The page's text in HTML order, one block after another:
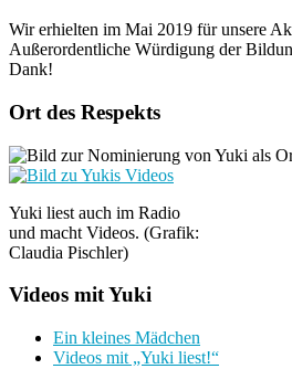
Wir erhielten im Mai 2019 für unsere
Außerordentliche Würdigung der
Dank!
Ort des Respekts
Yuki liest auch im Radio
und macht Videos. (Grafik:
Claudia Pischler)
Videos mit Yuki
Ein kleines Mädchen
Videos mit „Yuki liest!“